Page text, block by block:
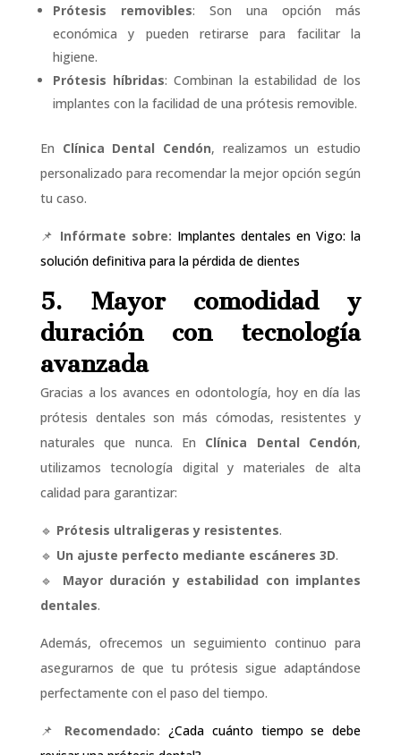
Prótesis removibles: Son una opción más
económica y pueden retirarse para facilitar la
higiene.
Prótesis híbridas: Combinan la estabilidad de los
implantes con la facilidad de una prótesis removible.
En Clínica Dental Cendón, realizamos un estudio
personalizado para recomendar la mejor opción según
tu caso.
📌 Infórmate sobre: Implantes dentales en Vigo: la
solución definitiva para la pérdida de dientes
5. Mayor comodidad y
duración con tecnología
avanzada
Gracias a los avances en odontología, hoy en día las
prótesis dentales son más cómodas, resistentes y
naturales que nunca. En Clínica Dental Cendón,
utilizamos tecnología digital y materiales de alta
calidad para garantizar:
🔹 Prótesis ultraligeras y resistentes.
🔹 Un ajuste perfecto mediante escáneres 3D.
🔹 Mayor duración y estabilidad con implantes
dentales.
Además, ofrecemos un seguimiento continuo para
asegurarnos de que tu prótesis sigue adaptándose
perfectamente con el paso del tiempo.
📌 Recomendado: ¿Cada cuánto tiempo se debe